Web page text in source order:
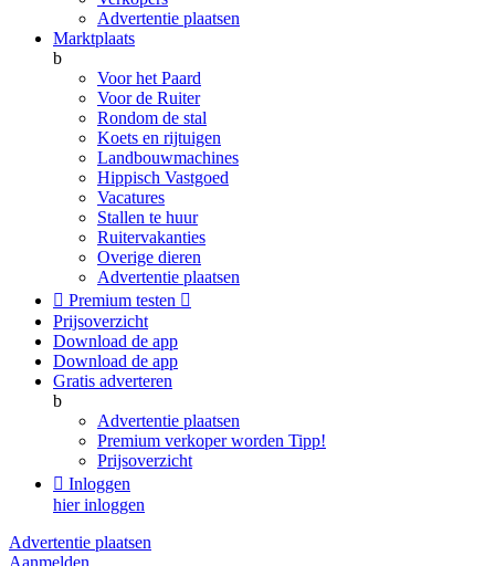
Advertentie plaatsen
Marktplaats
b
Voor het Paard
Voor de Ruiter
Rondom de stal
Koets en rijtuigen
Landbouwmachines
Hippisch Vastgoed
Vacatures
Stallen te huur
Ruitervakanties
Overige dieren
Advertentie plaatsen
 Premium testen 
Prijsoverzicht
Download de app
Download de app
Gratis adverteren
b
Advertentie plaatsen
Premium verkoper worden Tipp!
Prijsoverzicht
 Inloggen
hier inloggen
Advertentie plaatsen
Aanmelden